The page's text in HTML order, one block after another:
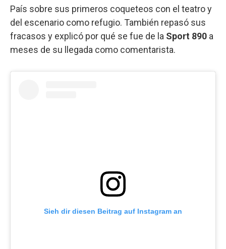
País sobre sus primeros coqueteos con el teatro y
del escenario como refugio. También repasó sus
fracasos y explicó por qué se fue de la Sport 890 a
meses de su llegada como comentarista.
Sieh dir diesen Beitrag auf Instagram an